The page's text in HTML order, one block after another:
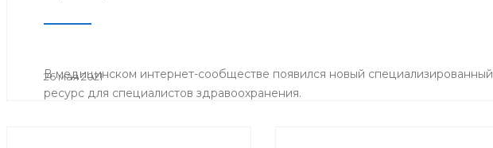
В медицинском интернет-сообществе появился новый специализированный
ресурс для специалистов здравоохранения.
26 мая 2021